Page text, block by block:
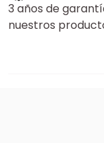
3 años de
nuestros